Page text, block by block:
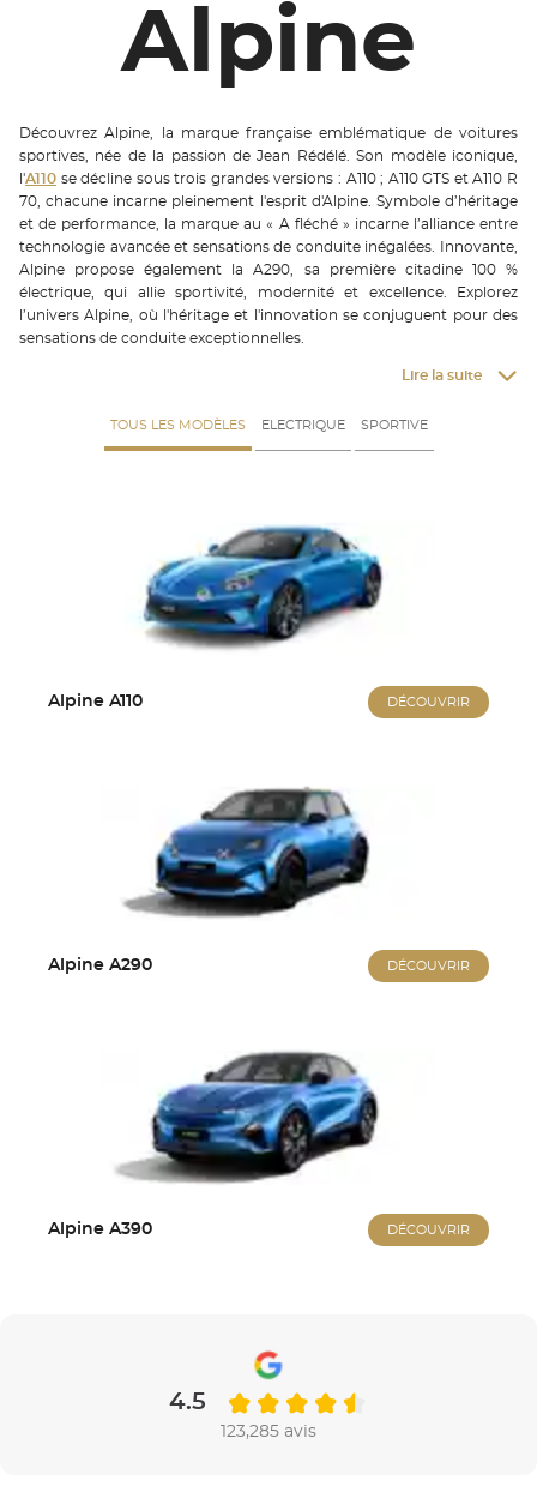
Alpine
Découvrez Alpine, la marque française emblématique de voitures
sportives, née de la passion de Jean Rédélé. Son modèle iconique,
l'A110 se décline sous trois grandes versions : A110 ; A110 GTS et A110 R
70, chacune incarne pleinement l'esprit d'Alpine. Symbole d’héritage
et de performance, la marque au « A fléché » incarne l’alliance entre
technologie avancée et sensations de conduite inégalées. Innovante,
Alpine propose également la A290, sa première citadine 100 %
électrique, qui allie sportivité, modernité et excellence. Explorez
l’univers Alpine, où l'héritage et l'innovation se conjuguent pour des
sensations de conduite exceptionnelles.
Lire la suite
TOUS LES MODÈLES ELECTRIQUE SPORTIVE
Alpine A110 DÉCOUVRIR
Alpine A290 DÉCOUVRIR
Alpine A390 DÉCOUVRIR
4.5
123,285 avis